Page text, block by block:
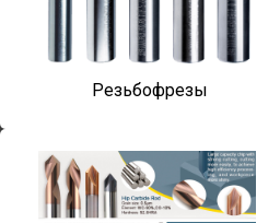
Резьбофрезы